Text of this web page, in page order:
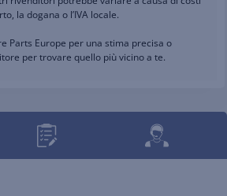
la dogana o l’IVA locale.
Parts Europe per una stima precisa o
per trovare quello più vicino a te.